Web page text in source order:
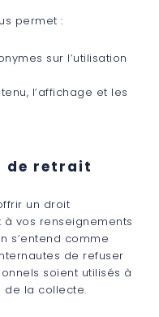
permet :
sur l’utilisation
l’affichage et les
de retrait
un droit
vos renseignements
s’entend comme
de refuser
soient utilisés à
de la collecte.